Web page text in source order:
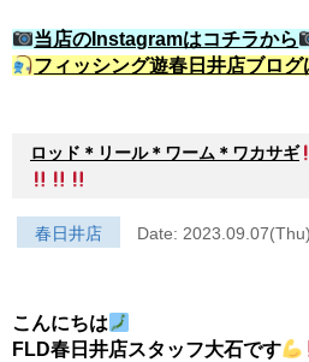
当店のInstagramはコチラから
フィッシング遊春日井店ブログ
ロッド＊リール＊ワーム＊ワカサギ
春日井店 Date: 2023.09.07(Thu)
こんにちは
FLD春日井店スタッフ大石です